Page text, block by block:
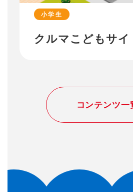
小学生
クルマこどもサイ
コンテンツ一